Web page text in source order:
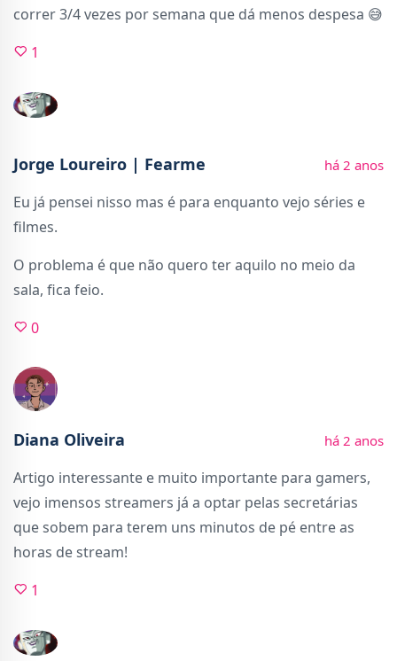
correr 3/4 vezes por semana que dá menos despesa 😅
1
Jorge Loureiro | Fearme há 2 anos
Eu já pensei nisso mas é para enquanto vejo séries e
filmes.
O problema é que não quero ter aquilo no meio da
sala, fica feio.
0
Diana Oliveira há 2 anos
Artigo interessante e muito importante para gamers,
vejo imensos streamers já a optar pelas secretárias
que sobem para terem uns minutos de pé entre as
horas de stream!
1